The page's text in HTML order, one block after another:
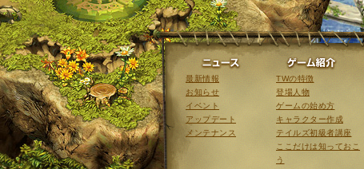
ニュース
最新情報
お知らせ
イベント
アップデート
メンテナンス
TWの特徴
登場人物
ゲームの始め方
キャラクター作成
テイルズ初級者講座
ここだけは知っておこ
う